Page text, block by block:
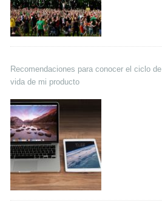
Recomendaciones para conocer el ciclo de
vida de mi producto